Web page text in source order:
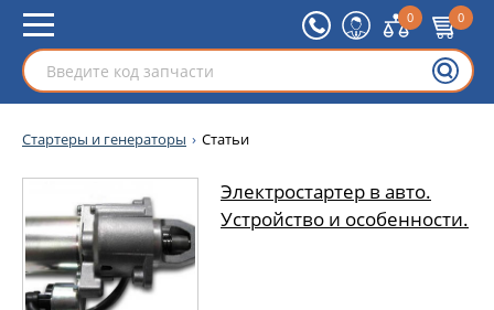
0 0
Стартеры и генераторы Статьи
Электростартер в авто.
Устройство и особенности.